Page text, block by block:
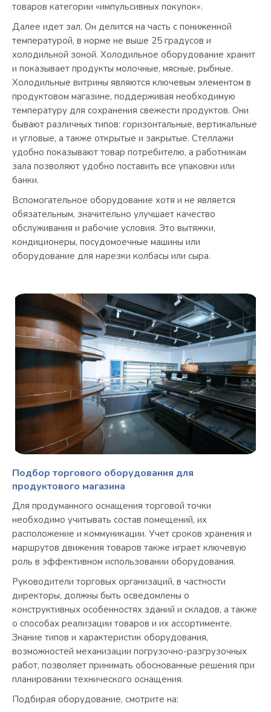
товаров категории «импульсивных покупок».
Далее идет зал. Он делится на часть с пониженной
температурой, в норме не выше 25 градусов и
холодильной зоной. Холодильное оборудование хранит
и показывает продукты молочные, мясные, рыбные.
Холодильные витрины являются ключевым элементом в
продуктовом магазине, поддерживая необходимую
температуру для сохранения свежести продуктов. Они
бывают различных типов: горизонтальные, вертикальные
и угловые, а также открытые и закрытые. Стеллажи
удобно показывают товар потребителю, а работникам
зала позволяют удобно поставить все упаковки или
банки.
Вспомогательное оборудование хотя и не является
обязательным, значительно улучшает качество
обслуживания и рабочие условия. Это вытяжки,
кондиционеры, посудомоечные машины или
оборудование для нарезки колбасы или сыра.
Подбор торгового оборудования для
продуктового магазина
Для продуманного оснащения торговой точки
необходимо учитывать состав помещений, их
расположение и коммуникации. Учет сроков хранения и
маршрутов движения товаров также играет ключевую
роль в эффективном использовании оборудования.
Руководители торговых организаций, в частности
директоры, должны быть осведомлены о
конструктивных особенностях зданий и складов, а также
о способах реализации товаров и их ассортименте.
Знание типов и характеристик оборудования,
возможностей механизации погрузочно-разгрузочных
работ, позволяет принимать обоснованные решения при
планировании технического оснащения.
Подбирая оборудование, смотрите на: